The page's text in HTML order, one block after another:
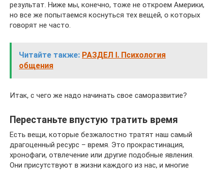
результат. Ниже мы, конечно, тоже не откроем Америки,
но все же попытаемся коснуться тех вещей, о которых
говорят не часто.
Читайте также: РАЗДЕЛ I. Психология
общения
Итак, с чего же надо начинать свое саморазвитие?
Перестаньте впустую тратить время
Есть вещи, которые безжалостно тратят наш самый
драгоценный ресурс – время. Это прокрастинация,
хронофаги, отвлечение или другие подобные явления.
Они присутствуют в жизни каждого из нас, и многие